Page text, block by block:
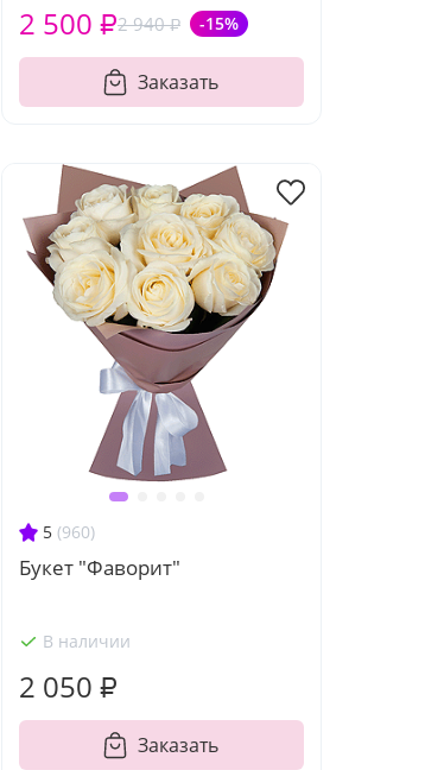
2 940 ₽ -15%
2 500 ₽
Заказать
5 (960)
Букет "Фаворит"
В наличии
2 050 ₽
Заказать